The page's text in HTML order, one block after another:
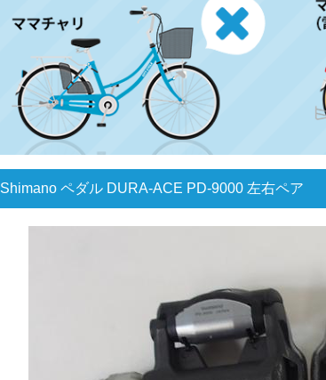
Shimano ペダル DURA-ACE PD-9000 左右ペア